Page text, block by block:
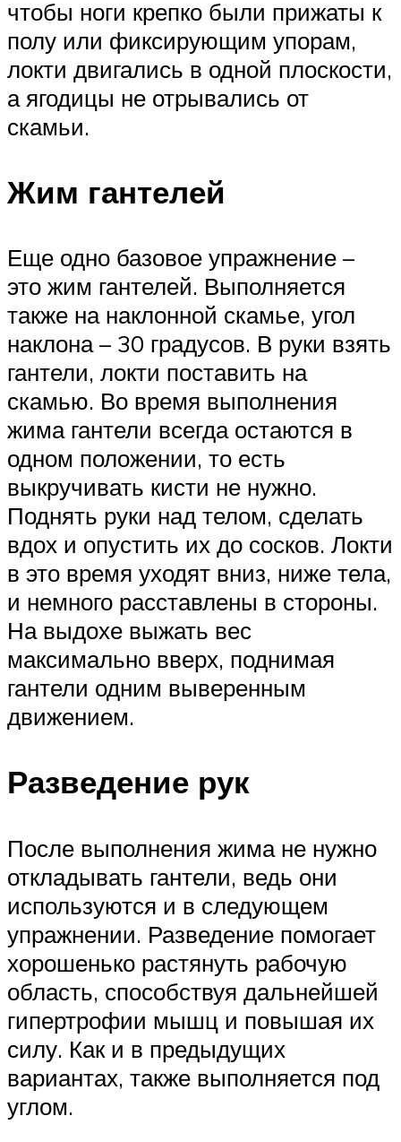
чтобы ноги крепко были прижаты к
полу или фиксирующим упорам,
локти двигались в одной плоскости,
а ягодицы не отрывались от
скамьи.
Жим гантелей
Еще одно базовое упражнение –
это жим гантелей. Выполняется
также на наклонной скамье, угол
наклона – 30 градусов. В руки взять
гантели, локти поставить на
скамью. Во время выполнения
жима гантели всегда остаются в
одном положении, то есть
выкручивать кисти не нужно.
Поднять руки над телом, сделать
вдох и опустить их до сосков. Локти
в это время уходят вниз, ниже тела,
и немного расставлены в стороны.
На выдохе выжать вес
максимально вверх, поднимая
гантели одним выверенным
движением.
Разведение рук
После выполнения жима не нужно
откладывать гантели, ведь они
используются и в следующем
упражнении. Разведение помогает
хорошенько растянуть рабочую
область, способствуя дальнейшей
гипертрофии мышц и повышая их
силу. Как и в предыдущих
вариантах, также выполняется под
углом.